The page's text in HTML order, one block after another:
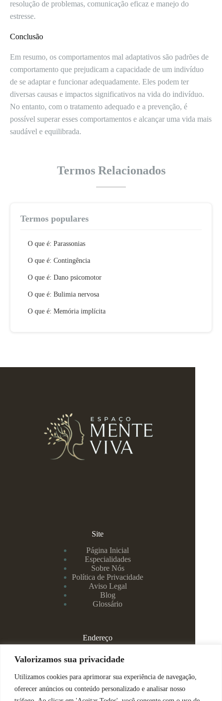
Valorizamos sua privacidade
Utilizamos cookies para aprimorar sua experiência de navegação,
oferecer anúncios ou conteúdo personalizado e analisar nosso
resolução de problemas, comunicação eficaz e manejo do
estresse.
Conclusão
Em resumo, os comportamentos mal adaptativos são padrões de
comportamento que prejudicam a capacidade de um indivíduo
de se adaptar e funcionar adequadamente. Eles podem ter
diversas causas e impactos significativos na vida do indivíduo.
No entanto, com o tratamento adequado e a prevenção, é
possível superar esses comportamentos e alcançar uma vida mais
saudável e equilibrada.
Termos Relacionados
Termos populares
O que é: Parassonias
O que é: Contingência
O que é: Dano psicomotor
O que é: Bulimia nervosa
O que é: Memória implícita
Site
Página Inicial
Especialidades
Sobre Nós
Política de Privacidade
Aviso Legal
Blog
Glossário
Endereço
Rua Rei Alberto, 108 / 705 - Centro - Juiz de Fora/MG
(32) 99829-3800 - Dra Eduarda